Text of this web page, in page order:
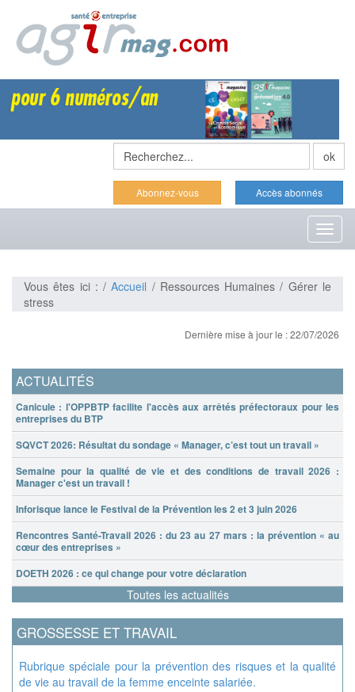
Abonnez-vous Accès abonnés
Vous êtes ici : /Accueil / Ressources Humaines / Gérer le
stress
Dernière mise à jour le : 22/07/2026
ACTUALITÉS
Canicule : l'OPPBTP facilite l'accès aux arrêtés préfectoraux pour les
entreprises du BTP
SQVCT 2026: Résultat du sondage « Manager, c’est tout un travail »
Semaine pour la qualité de vie et des conditions de travail 2026 :
Manager c'est un travail !
Inforisque lance le Festival de la Prévention les 2 et 3 juin 2026
Rencontres Santé-Travail 2026 : du 23 au 27 mars : la prévention « au
cœur des entreprises »
DOETH 2026 : ce qui change pour votre déclaration
Toutes les actualités
GROSSESSE ET TRAVAIL
Rubrique spéciale pour la prévention des risques et la qualité
de vie au travail de la femme enceinte salariée.